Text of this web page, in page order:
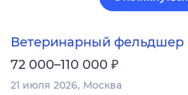
Ветеринарный фельдшер
72 000–110 000 ₽
21 июля 2026 Москва